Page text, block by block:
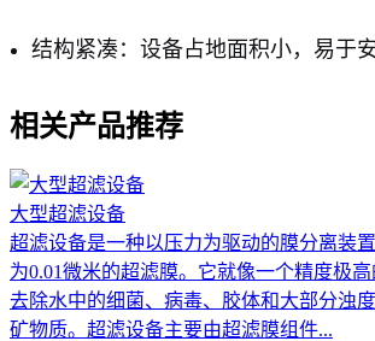
结构紧凑：设备占地面积小，易于
相关产品推荐
大型超滤设备
超滤设备是一种以压力为驱动的膜分离装
为0.01微米的超滤膜。它就像一个精度极
去除水中的细菌、病毒、胶体和大部分浊
矿物质。超滤设备主要由超滤膜组件...